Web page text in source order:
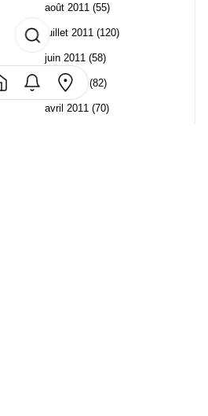
août 2011 (55)
juillet 2011 (120)
juin 2011 (58)
mai 2011 (82)
avril 2011 (70)